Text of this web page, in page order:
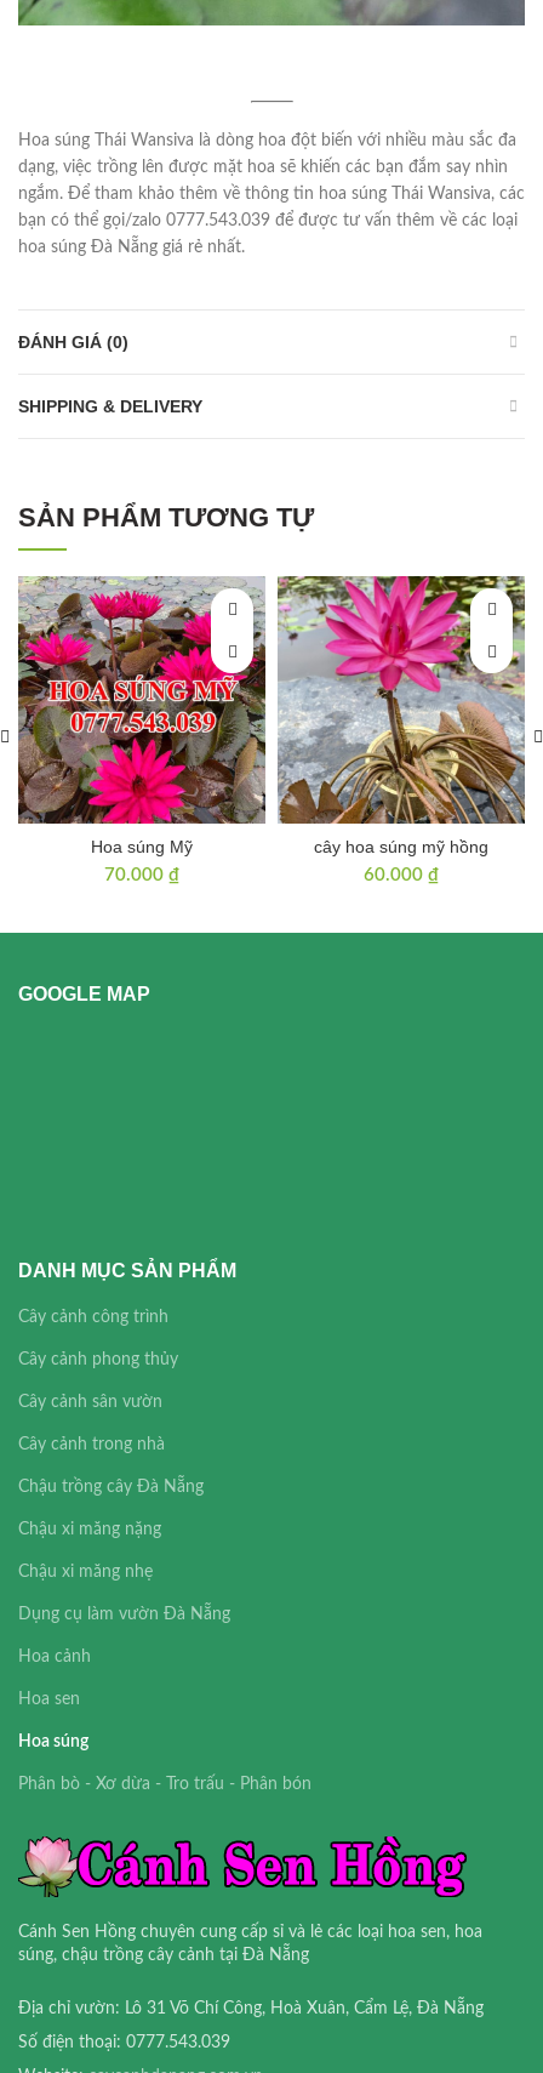
Hoa súng Thái Wansiva là dòng hoa đột biến với nhiều màu sắc đa
dạng, việc trồng lên được mặt hoa sẽ khiến các bạn đắm say nhìn
ngắm. Để tham khảo thêm về thông tin hoa súng Thái Wansiva, các
bạn có thể gọi/zalo 0777.543.039 để được tư vấn thêm về các loại
hoa súng Đà Nẵng giá rẻ nhất.
ĐÁNH GIÁ (0)
SHIPPING & DELIVERY
SẢN PHẨM TƯƠNG TỰ
Hoa súng Mỹ
70.000 ₫
cây hoa súng mỹ hồng
60.000 ₫
GOOGLE MAP
DANH MỤC SẢN PHẨM
Cây cảnh công trình
Cây cảnh phong thủy
Cây cảnh sân vườn
Cây cảnh trong nhà
Chậu trồng cây Đà Nẵng
Chậu xi măng nặng
Chậu xi măng nhẹ
Dụng cụ làm vườn Đà Nẵng
Hoa cảnh
Hoa sen
Hoa súng
Phân bò - Xơ dừa - Tro trấu - Phân bón
Cánh Sen Hồng chuyên cung cấp sỉ và lẻ các loại hoa sen, hoa
súng, chậu trồng cây cảnh tại Đà Nẵng
Địa chỉ vườn: Lô 31 Võ Chí Công, Hoà Xuân, Cẩm Lệ, Đà Nẵng
Số điện thoại: 0777.543.039